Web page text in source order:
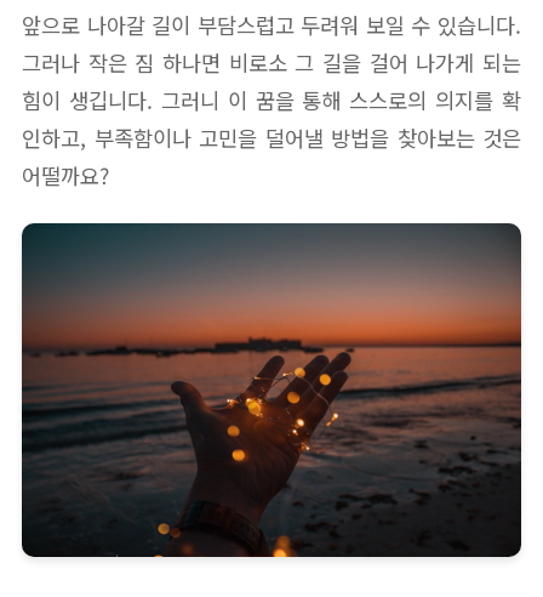
앞으로 나아갈 길이 부담스럽고 두려워 보일 수 있습니다.
그러나 작은 짐 하나면 비로소 그 길을 걸어 나가게 되는
힘이 생깁니다. 그러니 이 꿈을 통해 스스로의 의지를 확
인하고, 부족함이나 고민을 덜어낼 방법을 찾아보는 것은
어떨까요?